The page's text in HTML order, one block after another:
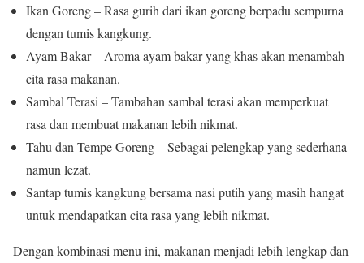
Ikan Goreng – Rasa gurih dari ikan goreng berpadu sempurna
dengan tumis kangkung.
Ayam Bakar – Aroma ayam bakar yang khas akan menambah
cita rasa makanan.
Sambal Terasi – Tambahan sambal terasi akan memperkuat
rasa dan membuat makanan lebih nikmat.
Tahu dan Tempe Goreng – Sebagai pelengkap yang sederhana
namun lezat.
Santap tumis kangkung bersama nasi putih yang masih hangat
untuk mendapatkan cita rasa yang lebih nikmat.
Dengan kombinasi menu ini, makanan menjadi lebih lengkap dan